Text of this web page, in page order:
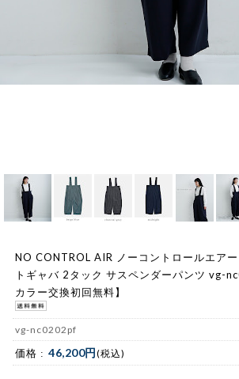
NO CONTROL AIR ノーコントロールエア
トギャバ 2タック サスペンダーパンツ vg-
カラー交換初回無料】
vg-nc0202pf
価格 : 46,200円(税込)